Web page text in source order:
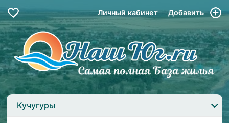
Личный кабинет Добавить
Кучугуры